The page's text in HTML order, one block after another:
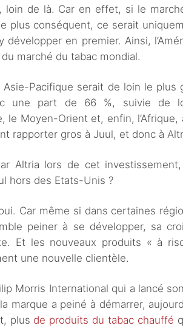
loin de là. Car en effet, si le
plus conséquent, ce serait
développer en premier. Ainsi,
marché du tabac mondial.
Pacifique serait de loin le plus
une part de 66 %, suivie de
le Moyen-Orient et, enfin, l’Afrique,
rapporter gros à Juul, et donc à
Altria lors de cet
hors des Etats-Unis ?
Car même si dans certaines
peiner à se développer, sa
Et les nouveaux produits « à
une nouvelle clientèle.
Morris International qui a lancé
marque a peiné à démarrer,
plus de produits du tabac chauffé